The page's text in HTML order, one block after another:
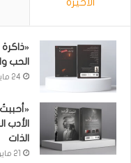
الحب
24 مايو، 2026
الأدب
الذات
21 مايو، 2026